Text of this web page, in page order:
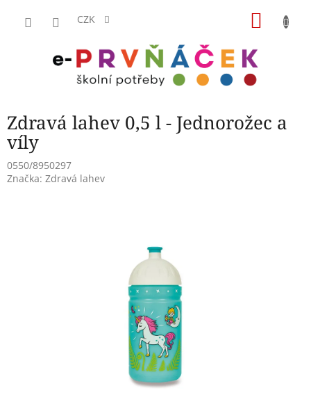
CZK
Zdravá lahev 0,5 l - Jednorožec a
víly
0550/8950297
Značka: Zdravá lahev